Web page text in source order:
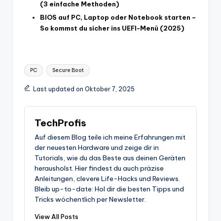
(3 einfache Methoden)
BIOS auf PC, Laptop oder Notebook starten –
So kommst du sicher ins UEFI-Menü (2025)
Tags:
PC Secure Boot
Last updated on Oktober 7, 2025
TechProfis
Auf diesem Blog teile ich meine Erfahrungen mit
der neuesten Hardware und zeige dir in
Tutorials, wie du das Beste aus deinen Geräten
herausholst. Hier findest du auch präzise
Anleitungen, clevere Life-Hacks und Reviews.
Bleib up-to-date: Hol dir die besten Tipps und
Tricks wöchentlich per Newsletter.
View All Posts